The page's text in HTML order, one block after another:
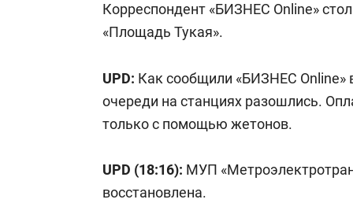
Корреспондент «БИЗНЕС Online»
«Площадь Тукая».
UPD: Как сообщили «БИЗНЕС Onlinе»
очереди на станциях разошлись.
только с помощью жетонов.
UPD (18:16): МУП
восстановлена.